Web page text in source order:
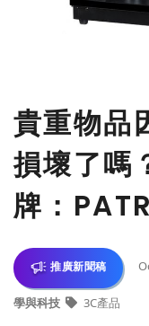
貴重物品
損壞了嗎
牌：
推廣新聞稿
學與科技 3C產品